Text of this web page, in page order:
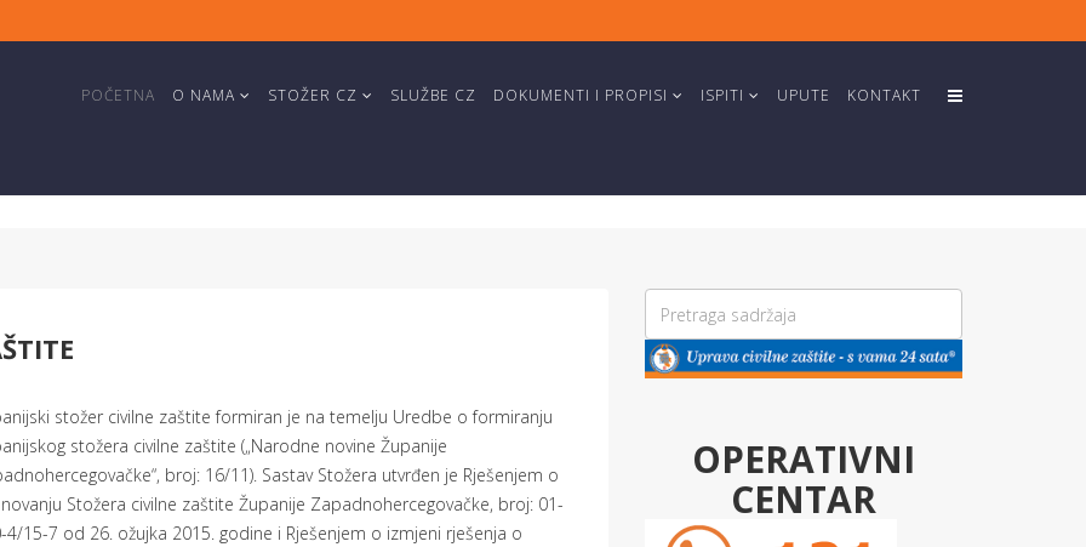
POČETNA O NAMA STOŽER CZ SLUŽBE CZ DOKUMENTI I PROPISI ISPITI UPUTE KONTAKT
stožer civilne zaštite formiran je na temelju Uredbe o formiranju
stožera civilne zaštite („Narodne novine Županije
broj: 16/11). Sastav Stožera utvrđen je Rješenjem o
Stožera civilne zaštite Županije Zapadnohercegovačke, broj: 01-
4/15-7 od 26. ožujka 2015. godine i Rješenjem o izmjeni rješenja o
OPERATIVNI
CENTAR